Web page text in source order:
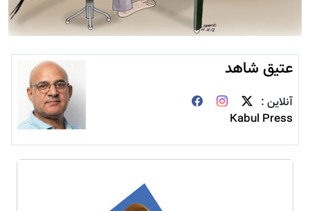
عتیق شاهد
آنلاین :
Kabul Press